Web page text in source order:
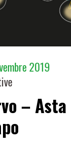
2019
– Asta